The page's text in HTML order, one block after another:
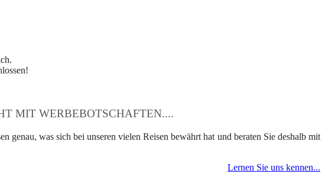
MIT WERBEBOTSCHAFTEN....
genau, was sich bei unseren vielen Reisen bewährt hat und beraten Sie deshalb mit
Lernen Sie uns kennen...